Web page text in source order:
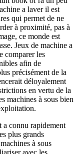
a laver il est
qui permet de ne
à proximité, pas à
ce monde est
Jeux de machine a
comparer les
afin de
précisément de la
déloyalement
en vertu de la
machines à sous bien
connu rapidement
plus grands
à sous
avec les